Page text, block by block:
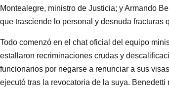
Montealegre, ministro de Justicia; y Armando
que trasciende lo personal y desnuda fracturas
Todo comenzó en el chat oficial del equipo
estallaron recriminaciones crudas y
funcionarios por negarse a renunciar a sus
ejecutó tras la revocatoria de la suya.